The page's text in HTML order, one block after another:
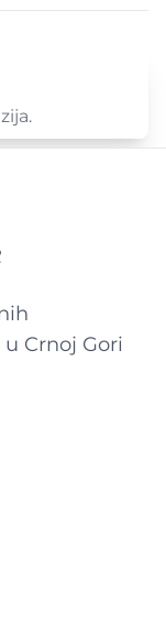
Crnoj Gori